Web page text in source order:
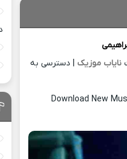
نایاب موزیک | دسترسی به
Download New